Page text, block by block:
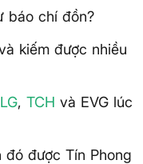
báo chí đồn?
kiếm được nhiều
, TCH và EVG lúc
đó được Tín Phong